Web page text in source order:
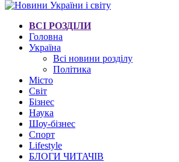
ВСІ РОЗДІЛИ
Головна
Україна
Всі новини розділу
Політика
Місто
Світ
Бізнес
Наука
Шоу-бізнес
Спорт
Lifestyle
БЛОГИ ЧИТАЧІВ